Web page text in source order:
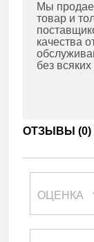
Мы
товар и
качества
без
ОТЗЫВЫ (0)
ОЦЕНКА